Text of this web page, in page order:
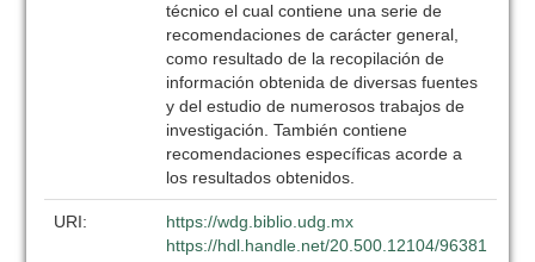
técnico el cual contiene una serie de
recomendaciones de carácter general,
como resultado de la recopilación de
información obtenida de diversas fuentes
y del estudio de numerosos trabajos de
investigación. También contiene
recomendaciones específicas acorde a
los resultados obtenidos.
URI:
https://wdg.biblio.udg.mx
https://hdl.handle.net/20.500.12104/96381